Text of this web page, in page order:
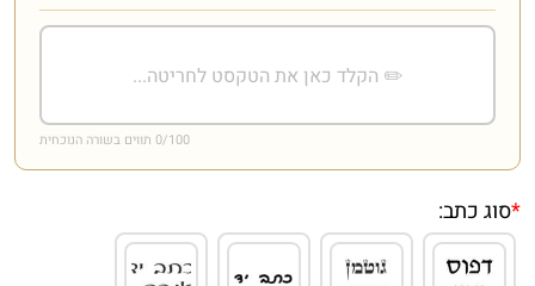
0/100 תווים בשורה הנוכחית
*סוג כתב: